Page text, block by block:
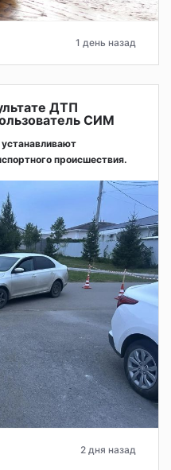
1 день назад
ДТП
СИМ
происшествия.
2 дня назад